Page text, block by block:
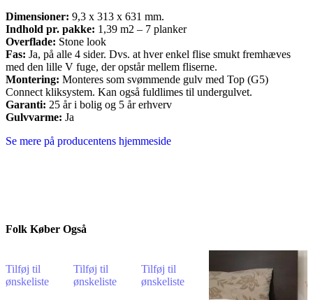
Dimensioner: 9,3 x 313 x 631 mm.
Indhold pr. pakke: 1,39 m2 – 7 planker
Overflade: Stone look
Fas: Ja, på alle 4 sider. Dvs. at hver enkel flise smukt fremhæves
med den lille V fuge, der opstår mellem fliserne.
Montering: Monteres som svømmende gulv med Top (G5)
Connect kliksystem. Kan også fuldlimes til undergulvet.
Garanti: 25 år i bolig og 5 år erhverv
Gulvvarme: Ja
Se mere på producentens hjemmeside
Folk Køber Også
Tilføj til
ønskeliste
Tilføj til
ønskeliste
Tilføj til
ønskeliste